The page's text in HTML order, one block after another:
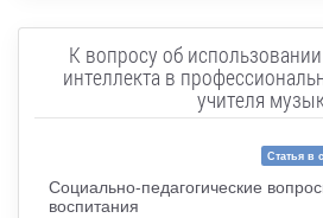
К вопросу об
интеллекта в
учителя
Статья в
Социально-педагогические
воспитания